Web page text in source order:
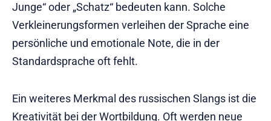
Junge“ oder „Schatz“ bedeuten kann. Solche
Verkleinerungsformen verleihen der Sprache eine
persönliche und emotionale Note, die in der
Standardsprache oft fehlt.
Ein weiteres Merkmal des russischen Slangs ist die
Kreativität bei der Wortbildung. Oft werden neue